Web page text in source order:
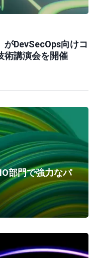
DevSecOps向けコ
術講演会を開催
部門で強力なパ